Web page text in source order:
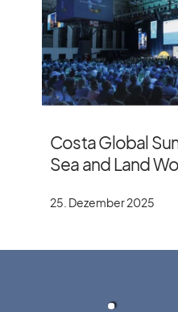
Costa Global
Sea and Land
25. Dezember 2025